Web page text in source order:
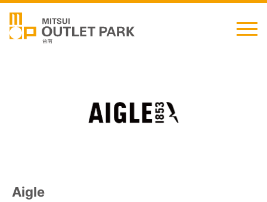
交通資訊
Aigle